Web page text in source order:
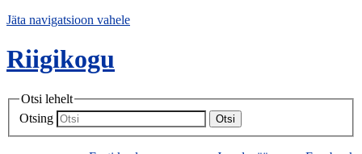
Jäta navigatsioon vahele
Riigikogu
Otsi lehelt
Otsing
Otsi